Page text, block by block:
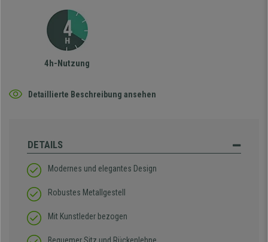
4h-Nutzung
Detaillierte Beschreibung ansehen
DETAILS
Modernes und elegantes Design
Robustes Metallgestell
Mit Kunstleder bezogen